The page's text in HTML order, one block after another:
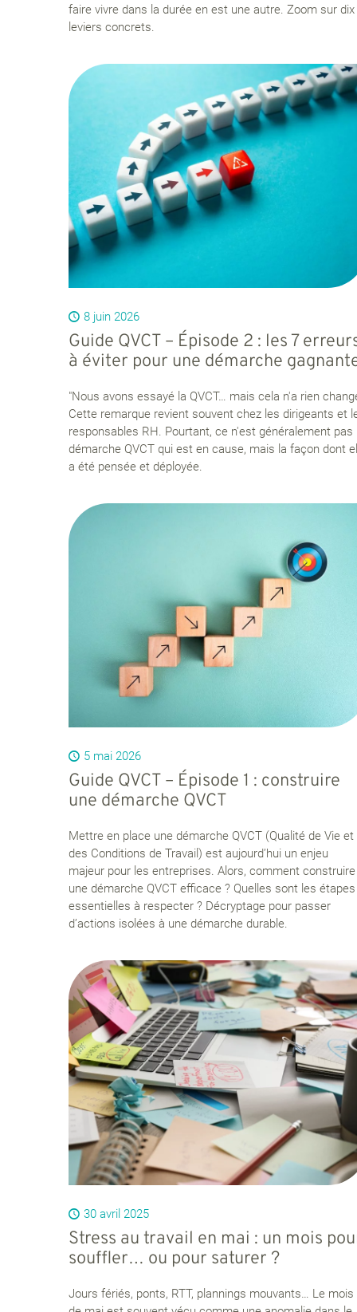
faire vivre dans la durée en est une autre. Zoom sur dix
leviers concrets.
8 juin 2026
Guide QVCT – Épisode 2 : les 7
à éviter pour une démarche
"Nous avons essayé la QVCT… mais cela n'a rien
Cette remarque revient souvent chez les dirigeants et
responsables RH. Pourtant, ce n'est généralement pas
démarche QVCT qui est en cause, mais la façon dont
a été pensée et déployée.
5 mai 2026
Guide QVCT – Épisode 1 : construire
une démarche QVCT
Mettre en place une démarche QVCT (Qualité de Vie et
des Conditions de Travail) est aujourd’hui un enjeu
majeur pour les entreprises. Alors, comment construire
une démarche QVCT efficace ? Quelles sont les étapes
essentielles à respecter ? Décryptage pour passer
d’actions isolées à une démarche durable.
30 avril 2025
Stress au travail en mai : un mois
souffler… ou pour saturer ?
Jours fériés, ponts, RTT, plannings mouvants… Le mois